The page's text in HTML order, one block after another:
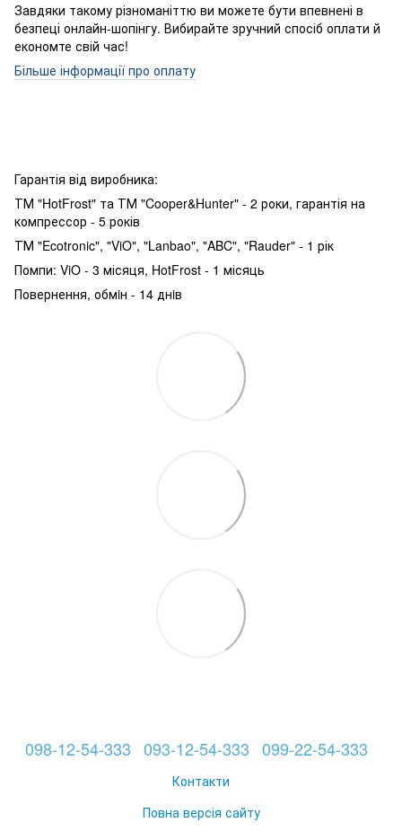
Завдяки такому різноманіттю ви можете бути впевнені в
безпеці онлайн-шопінгу. Вибирайте зручний спосіб оплати й
економте свій час!
Більше інформації про оплату
Гарантія від виробника:
ТМ "HotFrost" та ТМ "Cooper&Hunter" - 2 роки, гарантія на
компрессор - 5 років
ТМ "Ecotronic", "ViO", "Lanbao", "ABC", "Rauder" - 1 рік
Помпи: ViO - 3 місяця, HotFrost - 1 місяць
Повернення, обмiн - 14 днiв
098-12-54-333 093-12-54-333 099-22-54-333
Контакти
Повна версія сайту